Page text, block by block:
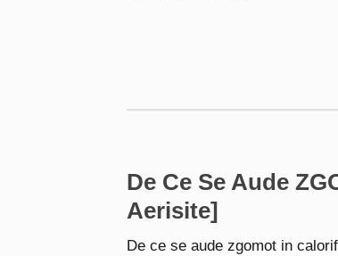
De Ce Se Aude
Aerisite]
De ce se aude zgomot in